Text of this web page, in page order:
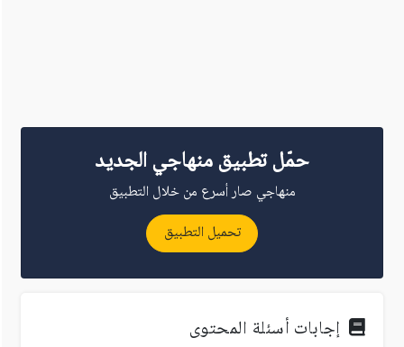
حمّل تطبيق منهاجي الجديد
منهاجي صار أسرع من خلال التطبيق
تحميل التطبيق
إجابات أسئلة المحتوى